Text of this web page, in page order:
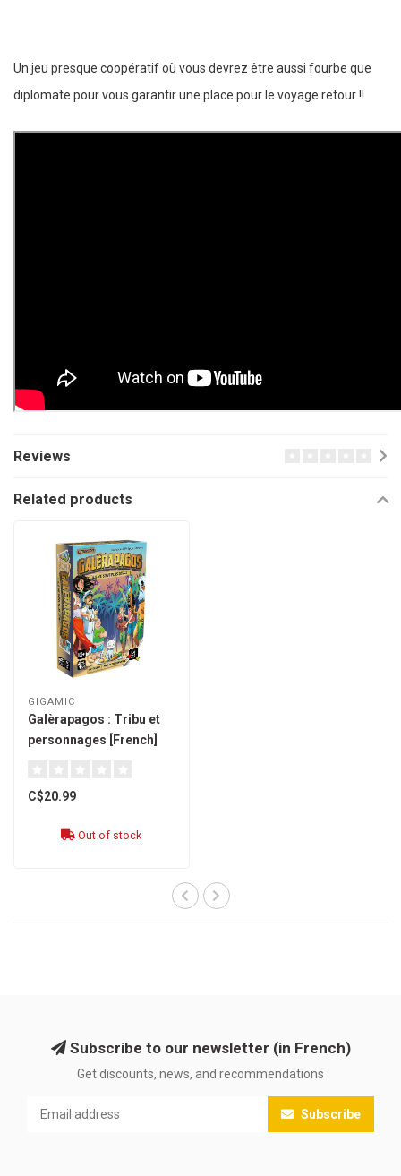
Un jeu presque coopératif où vous devrez être aussi fourbe que
diplomate pour vous garantir une place pour le voyage retour !!
Reviews
Related products
GIGAMIC
Galèrapagos : Tribu et
personnages [French]
C$20.99
Out of stock
Subscribe to our newsletter (in French)
Get discounts, news, and recommendations
Subscribe